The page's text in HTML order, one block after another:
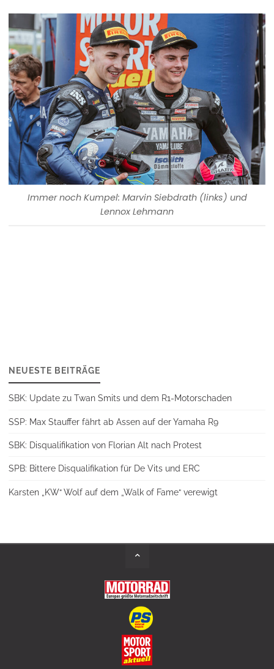
Immer noch Kumpel: Marvin Siebdrath (links) und
Lennox Lehmann
NEUESTE BEITRÄGE
SBK: Update zu Twan Smits und dem R1-Motorschaden
SSP: Max Stauffer fährt ab Assen auf der Yamaha R9
SBK: Disqualifikation von Florian Alt nach Protest
SPB: Bittere Disqualifikation für De Vits und ERC
Karsten „KW“ Wolf auf dem „Walk of Fame“ verewigt
Back